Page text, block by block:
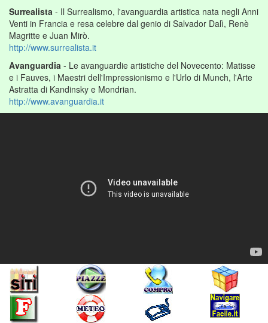
Surrealista - Il Surrealismo, l'avanguardia artistica nata negli Anni
Venti in Francia e resa celebre dal genio di Salvador Dalì, Renè
Magritte e Juan Mirò.
http://www.surrealista.it
Avanguardia - Le avanguardie artistiche del Novecento: Matisse
e i Fauves, i Maestri dell'Impressionismo e l'Urlo di Munch, l'Arte
Astratta di Kandinsky e Mondrian.
http://www.avanguardia.it